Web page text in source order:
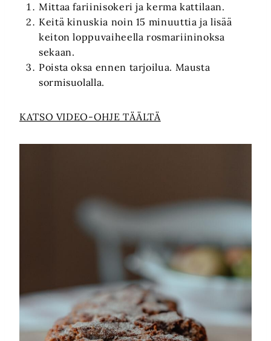
Mittaa fariinisokeri ja kerma kattilaan.
Keitä kinuskia noin 15 minuuttia ja lisää
keiton loppuvaiheella rosmariininoksa
sekaan.
Poista oksa ennen tarjoilua. Mausta
sormisuolalla.
KATSO VIDEO-OHJE TÄÄLTÄ